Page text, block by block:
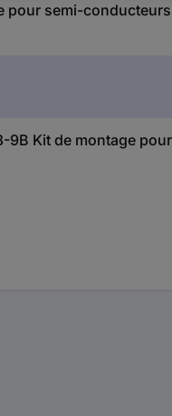
pour semi-
Kit de montage